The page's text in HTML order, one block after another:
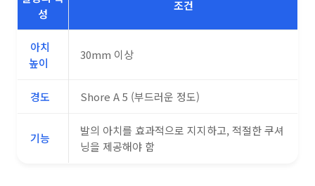
성
조건
아치
높이
30mm 이상
경도 Shore A 5 (부드러운 정도)
기능
발의 아치를 효과적으로 지지하고, 적절한 쿠셔
닝을 제공해야 함